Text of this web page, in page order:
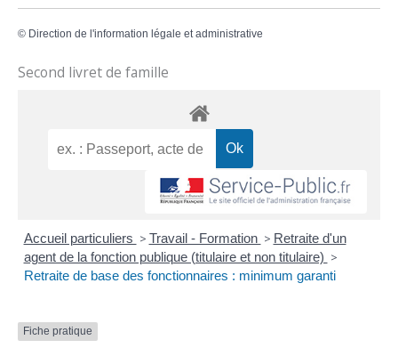
© Direction de l'information légale et administrative
Second livret de famille
Accueil particuliers > Travail - Formation > Retraite d'un
agent de la fonction publique (titulaire et non titulaire) >
Retraite de base des fonctionnaires : minimum garanti
Fiche pratique